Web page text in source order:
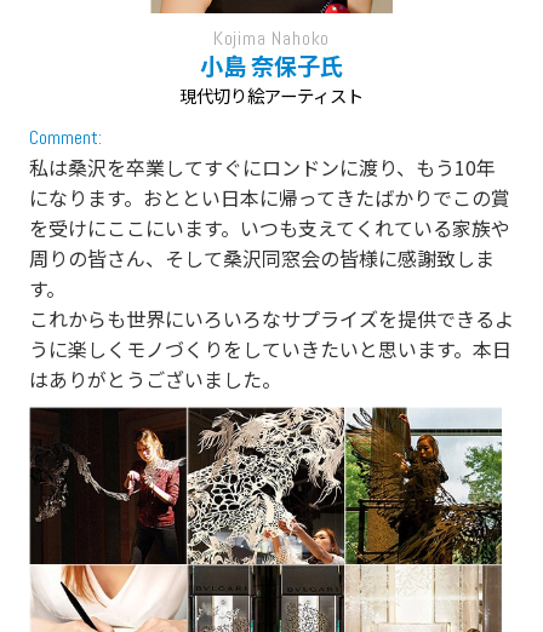
Kojima Nahoko
小島 奈保子氏
現代切り絵アーティスト
Comment:
私は桑沢を卒業してすぐにロンドンに渡り、もう10年
になります。おととい日本に帰ってきたばかりでこの賞
を受けにここにいます。いつも支えてくれている家族や
周りの皆さん、そして桑沢同窓会の皆様に感謝致しま
す。
これからも世界にいろいろなサプライズを提供できるよ
うに楽しくモノづくりをしていきたいと思います。本日
はありがとうございました。